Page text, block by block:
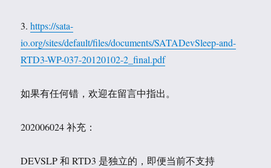
3.https://sata-
io.org/sites/default/files/documents/SATADevSleep-and-
RTD3-WP-037-20120102-2_final.pdf
如果有任何错，欢迎在留言中指出。
202006024 补充：
DEVSLP 和 RTD3 是独立的，即便当前不支持